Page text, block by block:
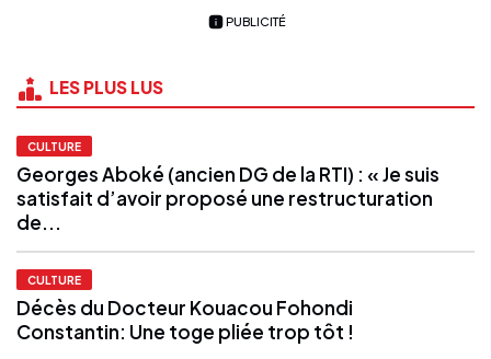
PUBLICITÉ
LES PLUS LUS
CULTURE
Georges Aboké (ancien DG de la RTI) : « Je suis
satisfait d’avoir proposé une restructuration
de...
CULTURE
Décès du Docteur Kouacou Fohondi
Constantin: Une toge pliée trop tôt !